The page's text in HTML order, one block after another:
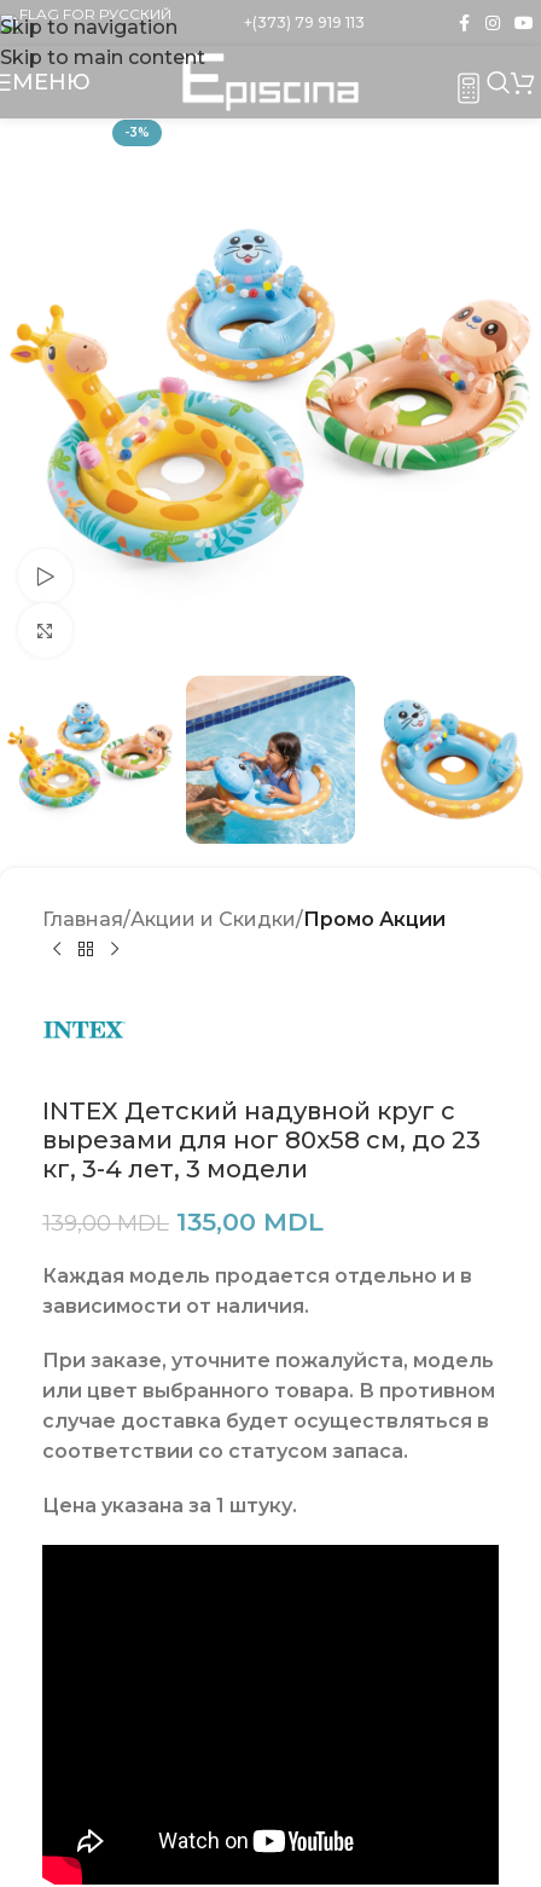
Skip to navigation
Skip to main content
+(373) 79 919 113
МЕНЮ
-3%
Watch video
Главная Акции и Скидки Промо Акции
INTEX Детский надувной круг с
вырезами для ног 80х58 см, до 23
кг, 3-4 лет, 3 модели
139,00MDL 135,00 MDL
Каждая модель продается отдельно и в
зависимости от наличия.
При заказе, уточните пожалуйста, модель
или цвет выбранного товара. В противном
случае доставка будет осуществляться в
соответствии со статусом запаса.
Цена указана за 1 штуку.